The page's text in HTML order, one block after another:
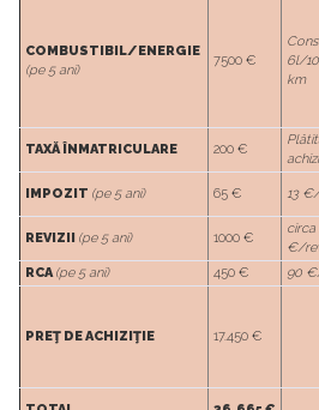
COMBUSTIBIL/ENERGIE
(pe 5 ani)
7500 €
6l/
km
TAXĂ ÎNMATRICULARE 200 €
IMPOZIT (pe 5 ani) 65 € 13
REVIZII (pe 5 ani) 1000 €
€/
RCA(pe 5 ani) 450 € 90
PREŢ DE ACHIZIŢIE 17.450 €